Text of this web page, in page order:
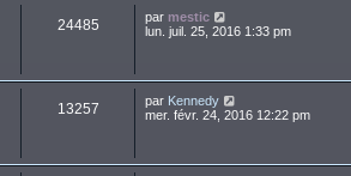
24485 par mestic
lun. juil. 25, 2016 1:33 pm
13257 par Kennedy
mer. févr. 24, 2016 12:22 pm